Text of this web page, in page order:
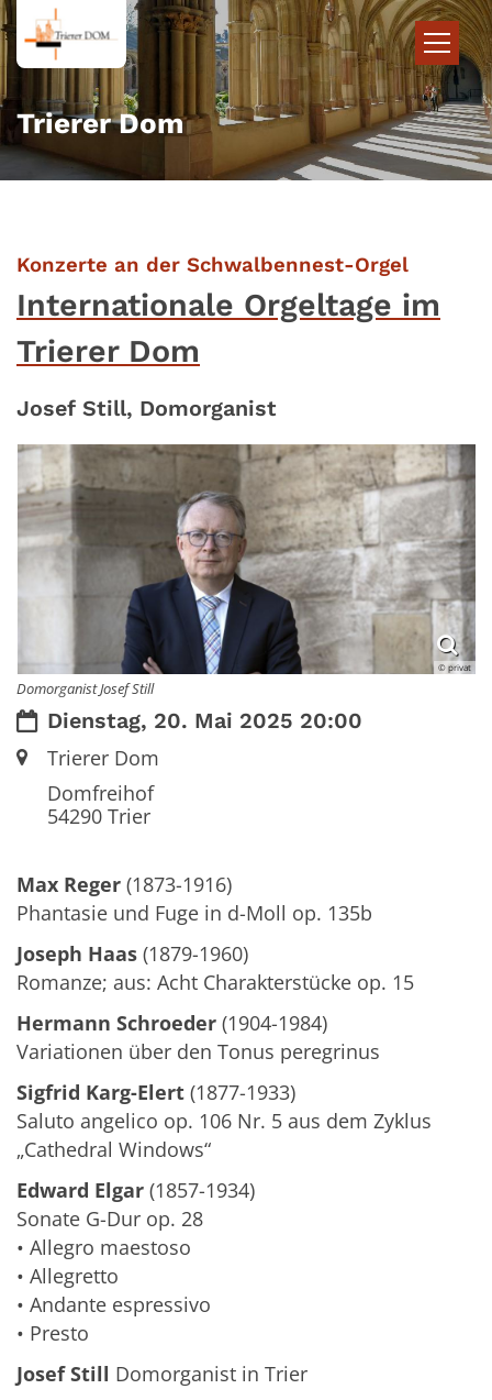
Zum Inhalt springen
Trierer Dom
Konzerte an der Schwalbennest-Orgel:
Internationale Orgeltage im
Trierer Dom
Josef Still, Domorganist
© privat
Domorganist Josef Still
Datum:
Dienstag, 20. Mai 2025 20:00
Ort:Trierer Dom
Domfreihof
54290Trier
Max Reger (1873-1916)
Phantasie und Fuge in d-Moll op. 135b
Joseph Haas (1879-1960)
Romanze; aus: Acht Charakterstücke op. 15
Hermann Schroeder (1904-1984)
Variationen über den Tonus peregrinus
Sigfrid Karg-Elert (1877-1933)
Saluto angelico op. 106 Nr. 5 aus dem Zyklus
„Cathedral Windows“
Edward Elgar (1857-1934)
Sonate G-Dur op. 28
• Allegro maestoso
• Allegretto
• Andante espressivo
• Presto
Josef Still Domorganist in Trier